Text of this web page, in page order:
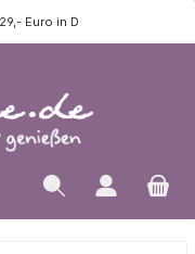
Euro in D